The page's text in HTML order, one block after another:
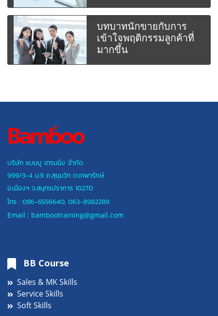
บทบาทนักขายกับการ
เข้าใจพฤติกรรมลูกค้าที่
มากขึ้น
บริษัท แบมบู เทรนนิ่ง จำกัด
999/3-4 ม.9 ถ.สุขุมวิท ต.เทพารักษ์
อ.เมืองฯ จ.สมุทรปราการ 10270
โทร : 086-6556640, 063-8982289
Email : bambootraining@gmail.com
BB Course
Sales & MK Skills
Service Skills
Soft Skills